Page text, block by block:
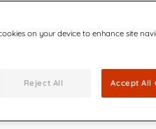
on your device to enhance site
Reject All Accept All